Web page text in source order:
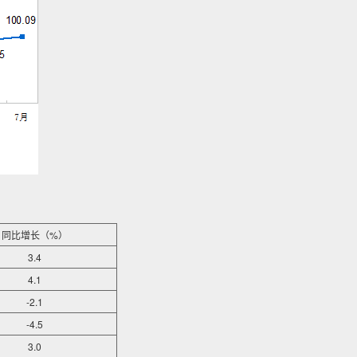
同比增长（%）
3.4
4.1
-2.1
-4.5
3.0